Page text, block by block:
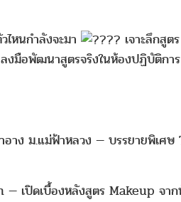
หนกำลังจะมา
เจาะลึกสู
มือพัฒนาสูตรจริงในห้องปฏิบัติการ
าง ม.แม่ฟ้าหลวง — บรรยายพิเศ
เปิดเบื้องหลังสูตร Makeup จา